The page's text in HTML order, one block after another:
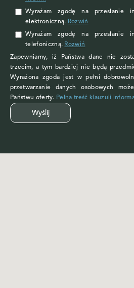
Wyrażam zgodęna przesłanie
elektroniczną. Rozwiń
Wyrażam zgodęna przesłanie
telefoniczną. Rozwiń
Zapewniamy, iż Państwa dane nie
trzecim, a tym bardziej nie będą
Wyrażona zgoda jest w pełni
przetwarzanie danych osobowych
Państwu oferty. Pełna treść klauzuli